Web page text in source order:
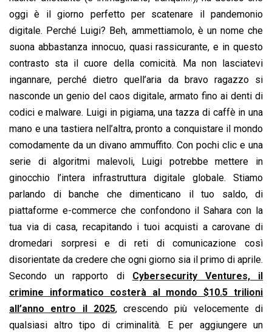
oggi è il giorno perfetto per scatenare il pandemonio
digitale. Perché Luigi? Beh, ammettiamolo, è un nome che
suona abbastanza innocuo, quasi rassicurante, e in questo
contrasto sta il cuore della comicità. Ma non lasciatevi
ingannare, perché dietro quell’aria da bravo ragazzo si
nasconde un genio del caos digitale, armato fino ai denti di
codici e malware. Luigi in pigiama, una tazza di caffè in una
mano e una tastiera nell’altra, pronto a conquistare il mondo
comodamente da un divano ammuffito. Con pochi clic e una
serie di algoritmi malevoli, Luigi potrebbe mettere in
ginocchio l’intera infrastruttura digitale globale. Stiamo
parlando di banche che dimenticano il tuo saldo, di
piattaforme e-commerce che confondono il Sahara con la
tua via di casa, recapitando i tuoi acquisti a carovane di
dromedari sorpresi e di reti di comunicazione così
disorientate da credere che ogni giorno sia il primo di aprile.
Secondo un rapporto di Cybersecurity Ventures, il
crimine informatico costerà al mondo $10.5 trilioni
all’anno entro il 2025, crescendo più velocemente di
qualsiasi altro tipo di criminalità. E per aggiungere un